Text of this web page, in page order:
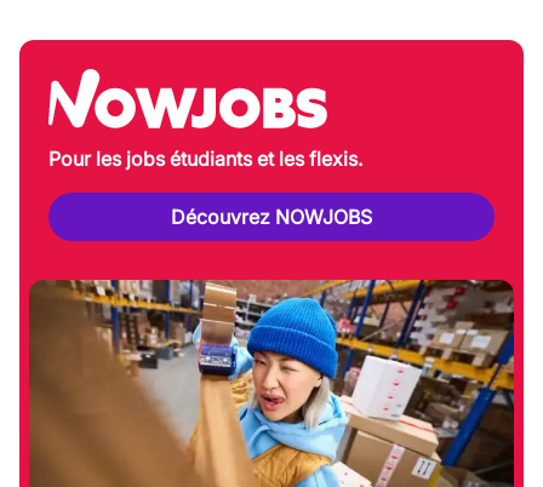
Pour les jobs étudiants et les flexis.
Découvrez NOWJOBS